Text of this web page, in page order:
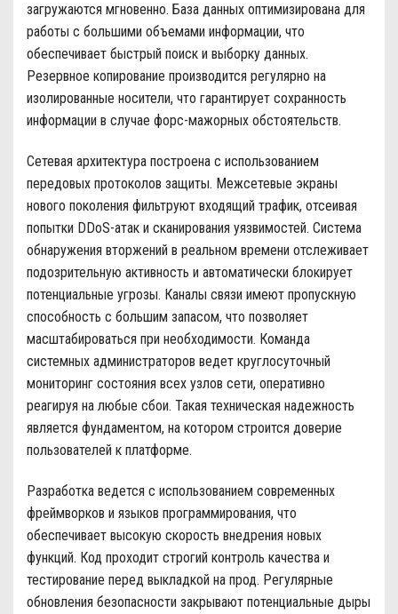
загружаются мгновенно. База данных оптимизирована для
работы с большими объемами информации, что
обеспечивает быстрый поиск и выборку данных.
Резервное копирование производится регулярно на
изолированные носители, что гарантирует сохранность
информации в случае форс-мажорных обстоятельств.
Сетевая архитектура построена с использованием
передовых протоколов защиты. Межсетевые экраны
нового поколения фильтруют входящий трафик, отсеивая
попытки DDoS-атак и сканирования уязвимостей. Система
обнаружения вторжений в реальном времени отслеживает
подозрительную активность и автоматически блокирует
потенциальные угрозы. Каналы связи имеют пропускную
способность с большим запасом, что позволяет
масштабироваться при необходимости. Команда
системных администраторов ведет круглосуточный
мониторинг состояния всех узлов сети, оперативно
реагируя на любые сбои. Такая техническая надежность
является фундаментом, на котором строится доверие
пользователей к платформе.
Разработка ведется с использованием современных
фреймворков и языков программирования, что
обеспечивает высокую скорость внедрения новых
функций. Код проходит строгий контроль качества и
тестирование перед выкладкой на прод. Регулярные
обновления безопасности закрывают потенциальные дыры